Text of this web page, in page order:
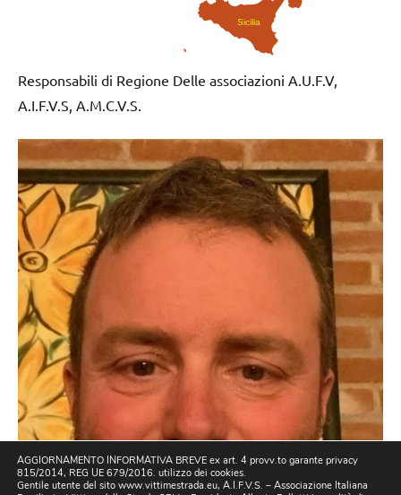
Sicilia
Responsabili di Regione Delle associazioni A.U.F.V,
A.I.F.V.S, A.M.C.V.S.
AGGIORNAMENTO INFORMATIVA BREVE ex art. 4 provv.to garante privacy
815/2014, REG UE 679/2016. utilizzo dei cookies.
Gentile utente del sito www.vittimestrada.eu, A.I.F.V.S. – Associazione Italiana